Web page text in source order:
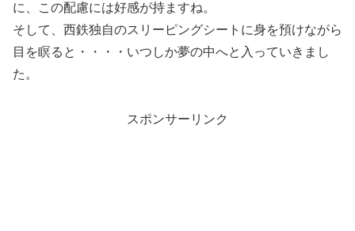
に、この配慮には好感が持ますね。
そして、西鉄独自のスリーピングシートに身を預けながら
目を瞑ると・・・・いつしか夢の中へと入っていきまし
た。
スポンサーリンク